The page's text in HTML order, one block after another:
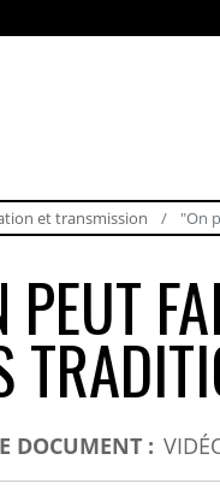
et transmission "On
PEUT
DOCUMENT :